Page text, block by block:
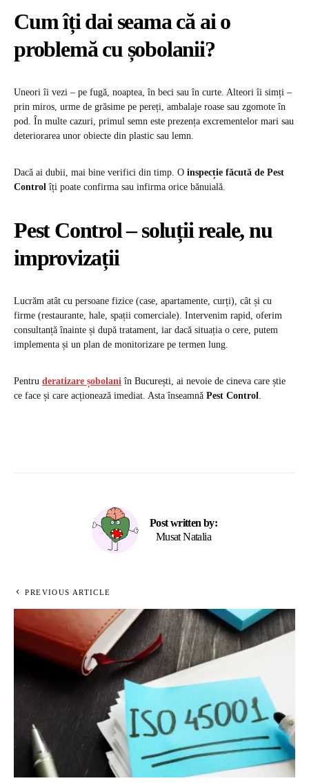
Cum îți dai seama că ai o
problemă cu șobolanii?
Uneori îi vezi – pe fugă, noaptea, în beci sau în curte. Alteori îi simți –
prin miros, urme de grăsime pe pereți, ambalaje roase sau zgomote în
pod. În multe cazuri, primul semn este prezența excrementelor mari sau
deteriorarea unor obiecte din plastic sau lemn.
Dacă ai dubii, mai bine verifici din timp. O inspecție făcută de Pest
Control îți poate confirma sau infirma orice bănuială.
Pest Control – soluții reale, nu
improvizații
Lucrăm atât cu persoane fizice (case, apartamente, curți), cât și cu
firme (restaurante, hale, spații comerciale). Intervenim rapid, oferim
consultanță înainte și după tratament, iar dacă situația o cere, putem
implementa și un plan de monitorizare pe termen lung.
Pentru deratizare șobolani în București, ai nevoie de cineva care știe
ce face și care acționează imediat. Asta înseamnă Pest Control.
Post written by:
Musat Natalia
PREVIOUS ARTICLE